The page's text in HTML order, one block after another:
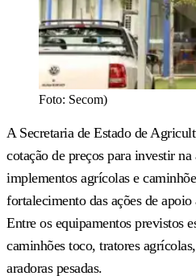
Foto: Secom)
A Secretaria de Estado de
cotação de preços para investir
implementos agrícolas e
fortalecimento das ações de
Entre os equipamentos previstos
caminhões toco, tratores
aradoras pesadas.